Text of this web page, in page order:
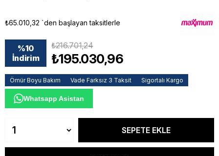
₺65.010,32 `den başlayan taksitlerle
%10
İndirim
₺216.701,24
₺195.030,96
Ömür Boyu Bakım Vade Farksız 3 Taksit Sigortalı Kargo
Whatsapp Asistan